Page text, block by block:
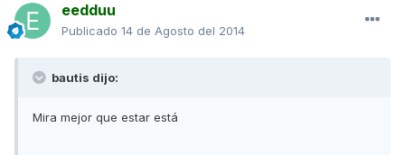
eedduu
Publicado 14 de Agosto del 2014
bautis dijo:
Mira mejor que estar está